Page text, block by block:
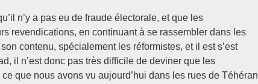
n’y a pas eu de fraude électorale, et que les
revendications, en continuant à se rassembler dans les
contenu, spécialement les réformistes, et il est s’est
il n’est donc pas très difficile de deviner que les
que nous avons vu aujourd’hui dans les rues de Téhéran